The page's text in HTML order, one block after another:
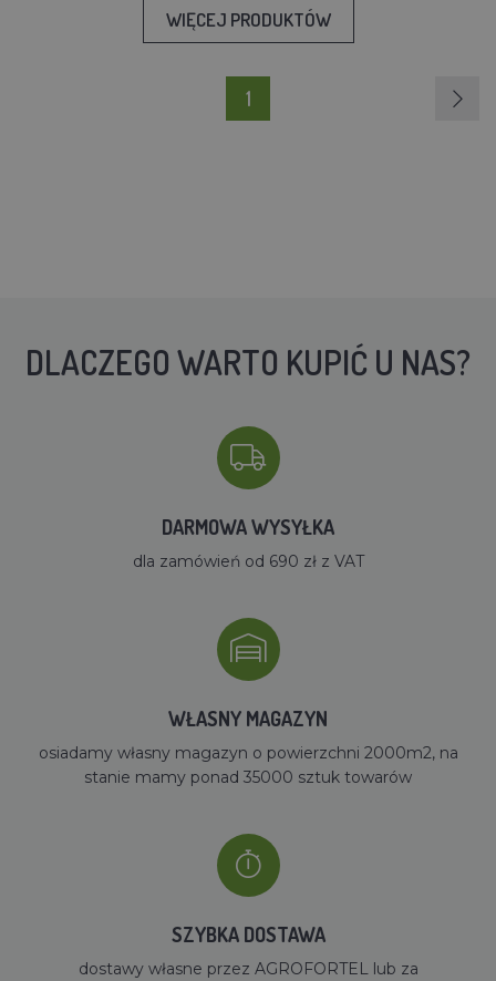
WIĘCEJ PRODUKTÓW
1
DLACZEGO WARTO KUPIĆ U NAS?
DARMOWA WYSYŁKA
dla zamówień od 690 zł z VAT
WŁASNY MAGAZYN
osiadamy własny magazyn o powierzchni 2000m2, na
stanie mamy ponad 35000 sztuk towarów
SZYBKA DOSTAWA
dostawy własne przez AGROFORTEL lub za